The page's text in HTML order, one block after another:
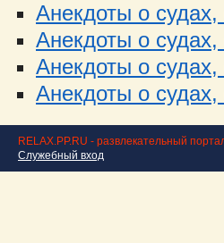
Анекдоты о судах,
Анекдоты о судах,
Анекдоты о судах,
Анекдоты о судах,
RELAX.PP.RU - развлекательный
Служебный вход